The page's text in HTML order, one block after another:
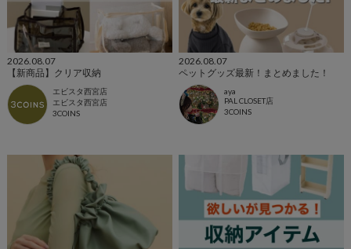
2026.08.07
【新商品】クリア収納
エビスタ西宮店
エビスタ西宮店
3COINS
2026.08.07
ペットグッズ最新！まとめました！
aya
PAL CLOSET店
3COINS